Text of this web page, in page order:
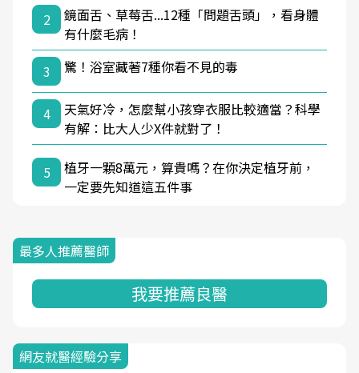
2
鏡面舌、草莓舌...12種「問題舌頭」，看身體
有什麼毛病！
3
驚！浴室藏著7種你看不見的毒
4
天氣好冷，怎麼幫小孩穿衣服比較適當？科學
有解：比大人少X件就對了！
5
植牙一顆8萬元，算貴嗎？在你決定植牙前，
一定要先知道這五件事
最多人推薦醫師
我要推薦良醫
網友就醫經驗分享